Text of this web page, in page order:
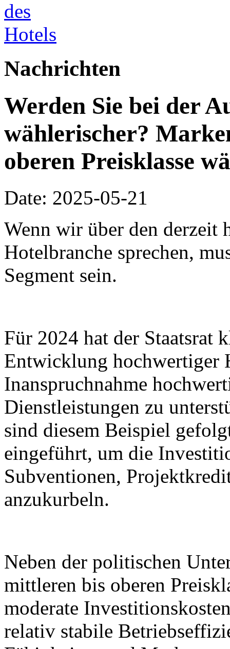
Nachrichten
Werden Sie bei der
wählerischer?
oberen Preisklasse
Date: 2025-05-21
Wenn wir über den derzeit
Hotelbranche sprechen,
Segment sein.
Für 2024 hat der Staatsrat
Entwicklung hochwertiger
Inanspruchnahme
Dienstleistungen zu
sind diesem Beispiel
eingeführt, um die
Subventionen,
anzukurbeln.
Neben der politischen
mittleren bis oberen
moderate
relativ stabile